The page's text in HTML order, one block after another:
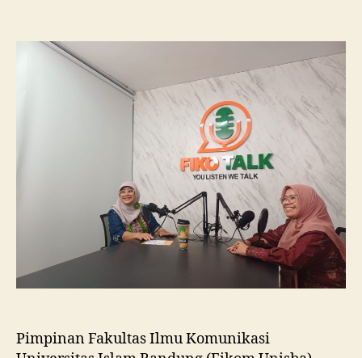
Silaturahmi
Fikom
Unissula,
Pelajari
RPL
dan
Tinjau
Tiga
Laboratorium
Unggulan
Pimpinan Fakultas Ilmu Komunikasi